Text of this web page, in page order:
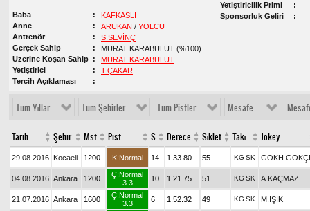
Baba
KAFKASLI
Anne
ARUKAN / YOLCU
Antrenör
S.SEVİNÇ
Gerçek Sahip
MURAT KARABULUT (%100)
Üzerine Koşan Sahip
MURAT KARABULUT
Yetiştirici
T.ÇAKAR
Tercih Açıklaması
Yetiştiricilik Primi
Sponsorluk Geliri
Tüm Yıllar Tüm Şehirler Tüm Pistler Mesafe
Tarih Şehir Msf Pist S Derece Sıklet Takı Jokey
29.08.2016 Kocaeli 1200 K:Normal 14 1.33.80 55 KG SK
04.08.2016 Ankara 1200
Ç:Normal
3.3
10 1.21.75 51 KG SK A.KAÇMAZ
21.07.2016 Ankara 1600
Ç:Normal
3.3
6 1.52.32 49 KG SK M.IŞIK